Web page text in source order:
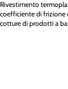
Rivestimento
coefficiente di frizione
cotture di prodotti a